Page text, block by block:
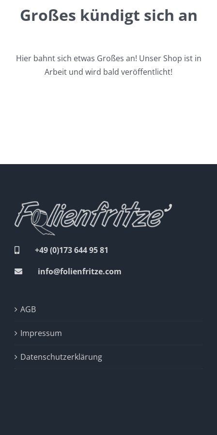
Großes kündigt sich an
Hier bahnt sich etwas Großes an! Unser Shop ist in
Arbeit und wird bald veröffentlicht!
+49 (0)173 644 95 81
info@folienfritze.com
AGB
Impressum
Datenschutzerklärung